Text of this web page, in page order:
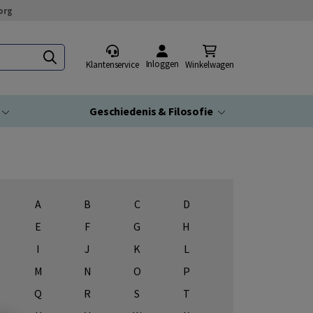
Klantenservice Inloggen Winkelwagen
Geschiedenis & Filosofie
A B C
D
E
F G
H
I
J K
L
M
N O
P
Q
R S
T